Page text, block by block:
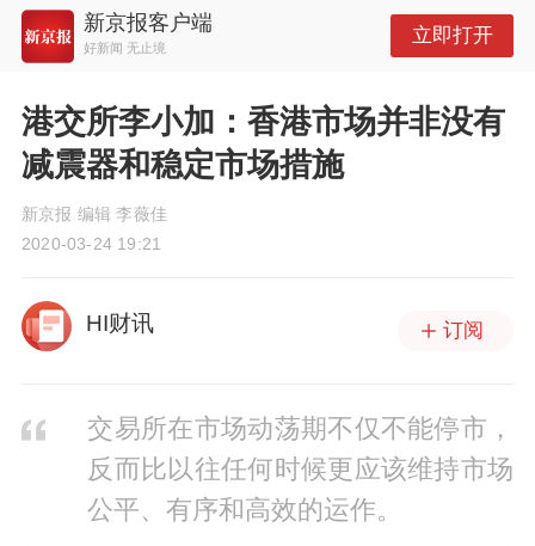
新京报客户端
好新闻 无止境
立即打开
港交所李小加：香港市场并非没有
减震器和稳定市场措施
新京报 编辑 李薇佳
2020-03-24 19:21
HI财讯 订阅
交易所在市场动荡期不仅不能停市，
反而比以往任何时候更应该维持市场
公平、有序和高效的运作。